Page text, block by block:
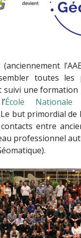
toutes les
suivi une formation
École Nationale
but primordial de
entre
professionnel